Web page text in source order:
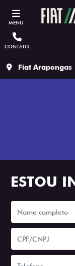
MENU
CONTATO
Fiat Arapongas
ESTOU